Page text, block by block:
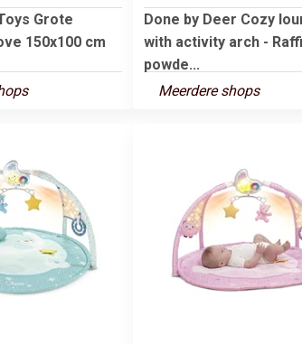
Grote
150x100 cm
Done by Deer Cozy
with activity arch -
powde...
Meerdere shops